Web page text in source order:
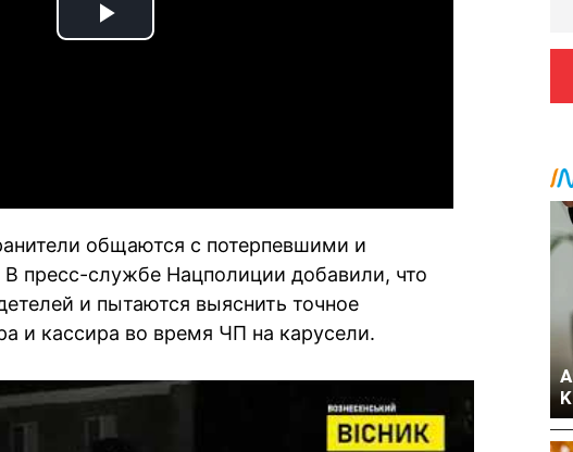
Play
общаются с потерпевшими и
пресс-службе Нацполиции добавили, что
и пытаются выяснить точное
и кассира во время ЧП на карусели.